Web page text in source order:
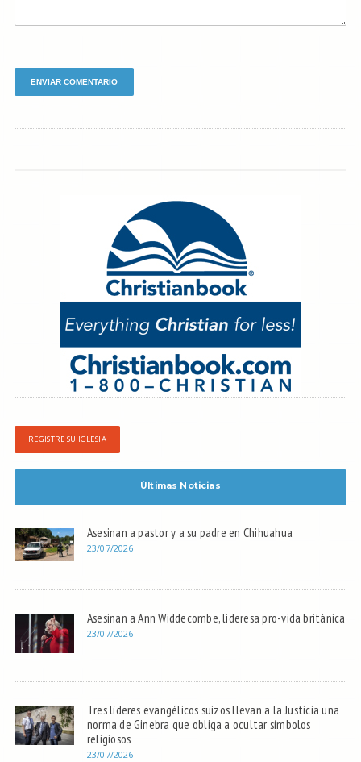
REGISTRE SU IGLESIA
Últimas Noticias
Asesinan a pastor y a su padre en Chihuahua
23/07/2026
Asesinan a Ann Widdecombe, lideresa pro-vida británica
23/07/2026
Tres líderes evangélicos suizos llevan a la Justicia una
norma de Ginebra que obliga a ocultar símbolos
religiosos
23/07/2026